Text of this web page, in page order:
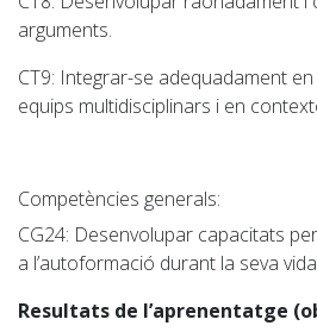
arguments.
CT9: Integrar-se adequadament en
equips multidisciplinars i en
Competències generals:
CG24: Desenvolupar capacitats per
a l’autoformació durant la seva
Resultats de l’aprenentatge